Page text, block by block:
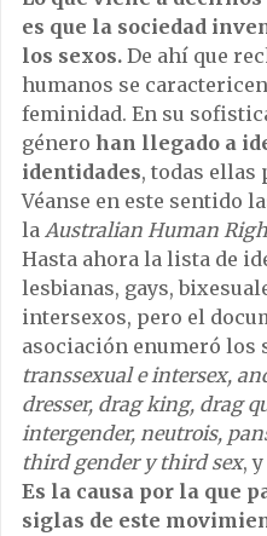
es que la sociedad
los sexos. De ahí que
humanos se
feminidad. En su
género han llegado a
identidades, todas ellas
Véanse en este sentido
la Australian Human
Hasta ahora la lista de
lesbianas, gays,
intersexos, pero el
asociación enumeró los
transsexual e intersex,
dresser, drag king, drag
intergender, neutrois,
third gender y third sex,
Es la causa por la que
siglas de este